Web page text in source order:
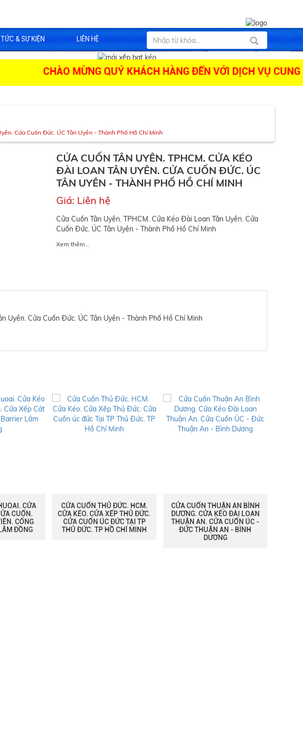
& SỰ KIỆN LIÊN HỆ
CHÀO MỪNG QUÝ KHÁCH HÀNG ĐẾN VỚI DỊCH VỤ CUNG
Cửa Cuốn Đức. ÚC Tân Uyên - Thành Phố Hồ Chí Minh
CỬA CUỐN TÂN UYÊN. TPHCM. CỬA KÉO
ĐÀI LOAN TÂN UYÊN. CỬA CUỐN ĐỨC. ÚC
TÂN UYÊN - THÀNH PHỐ HỒ CHÍ MINH
Giá: Liên hệ
Cửa Cuốn Tân Uyên. TPHCM. Cửa Kéo Đài Loan Tân Uyên. Cửa
Cuốn Đức. ÚC Tân Uyên - Thành Phố Hồ Chí Minh
Xem thêm...
Uyên. Cửa Cuốn Đức. ÚC Tân Uyên - Thành Phố Hồ Chí Minh
CỬA
CUỐN.
CỔNG
ĐỒNG
CỬA CUỐN THỦ ĐỨC. HCM.
CỬA KÉO. CỬA XẾP THỦ ĐỨC.
CỬA CUỐN ÚC ĐỨC TẠI TP
THỦ ĐỨC. TP HỒ CHÍ MINH
CỬA CUỐN THUẬN AN BÌNH
DƯƠNG. CỬA KÉO ĐÀI LOAN
THUẬN AN. CỬA CUỐN ÚC -
ĐỨC THUẬN AN - BÌNH
DƯƠNG